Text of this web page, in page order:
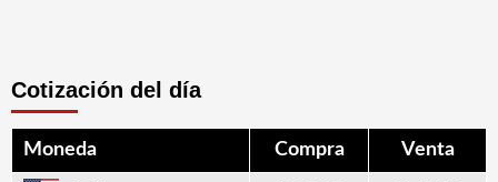
Cotización del día
Moneda Compra Venta